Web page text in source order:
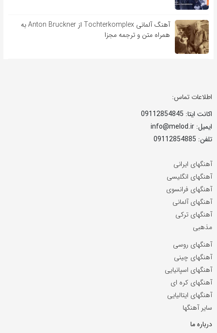
آهنگ آلمانی Tochterkomplex از Anton Bruckner به
همراه متن و ترجمه مجزا
اطلاعات تماس:
اکانت ایتا: 09112854845
ایمیل: info@melod.ir
تلفن: 09112854885
آهنگهای ایرانی
آهنگهای انگلیسی
آهنگهای فرانسوی
آهنگهای آلمانی
آهنگهای ترکی
مذهبی
آهنگهای روسی
آهنگهای چینی
آهنگهای اسپانیایی
آهنگهای کره ای
آهنگهای ایتالیایی
سایر آهنگها
درباره ما